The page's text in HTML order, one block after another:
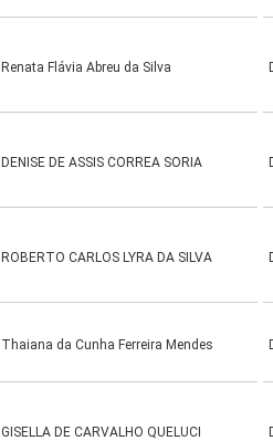
Renata Flávia Abreu da Silva
DENISE DE ASSIS CORREA SORIA
ROBERTO CARLOS LYRA DA SILVA
Thaiana da Cunha Ferreira Mendes
GISELLA DE CARVALHO QUELUCI